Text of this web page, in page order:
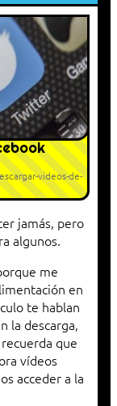
videos-de-
jamás, pero
algunos.
me
en
te hablan
la descarga,
que
vídeos
acceder a la